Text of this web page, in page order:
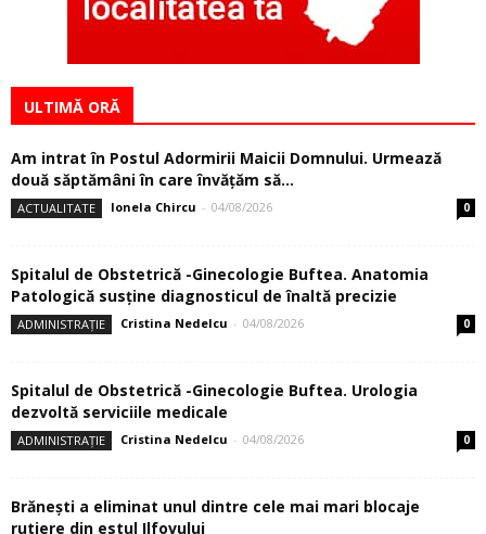
ULTIMĂ ORĂ
Am intrat în Postul Adormirii Maicii Domnului. Urmează
două săptămâni în care învăţăm să...
ACTUALITATE Ionela Chircu - 04/08/2026 0
Spitalul de Obstetrică -Ginecologie Buftea. Anatomia
Patologică susţine diagnosticul de înaltă precizie
ADMINISTRAȚIE Cristina Nedelcu - 04/08/2026 0
Spitalul de Obstetrică -Ginecologie Buftea. Urologia
dezvoltă serviciile medicale
ADMINISTRAȚIE Cristina Nedelcu - 04/08/2026 0
Brănești a eliminat unul dintre cele mai mari blocaje
rutiere din estul Ilfovului